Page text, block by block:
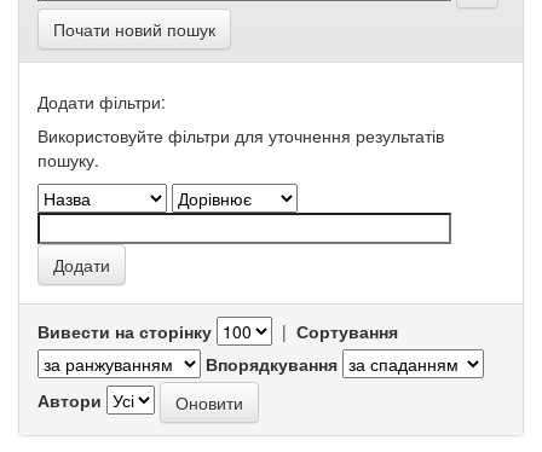
Почати новий пошук
Додати фільтри:
Використовуйте фільтри для уточнення результатів
пошуку.
Вивести на сторінку | Сортування
Впорядкування
Автори